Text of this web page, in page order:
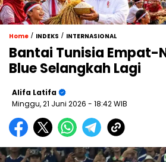
Home / INDEKS / INTERNASIONAL
Bantai Tunisia Empat-
Blue Selangkah Lagi
Alifa Latifa
Minggu, 21 Juni 2026 - 18:42 WIB